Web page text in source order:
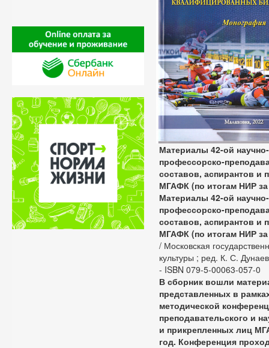
Материалы 42-ой
профессорско-
составов, аспирантов
МГАФК (по итогам НИР за
Материалы 42-ой
профессорско-
составов, аспирантов
МГАФК (по итогам НИР за
/ Московская
культуры ; ред. К. С.
- ISBN 079-5-00063-057-0
В сборник вошли
представленных в
методической
преподавательского и
и прикрепленных лиц
год. Конференция